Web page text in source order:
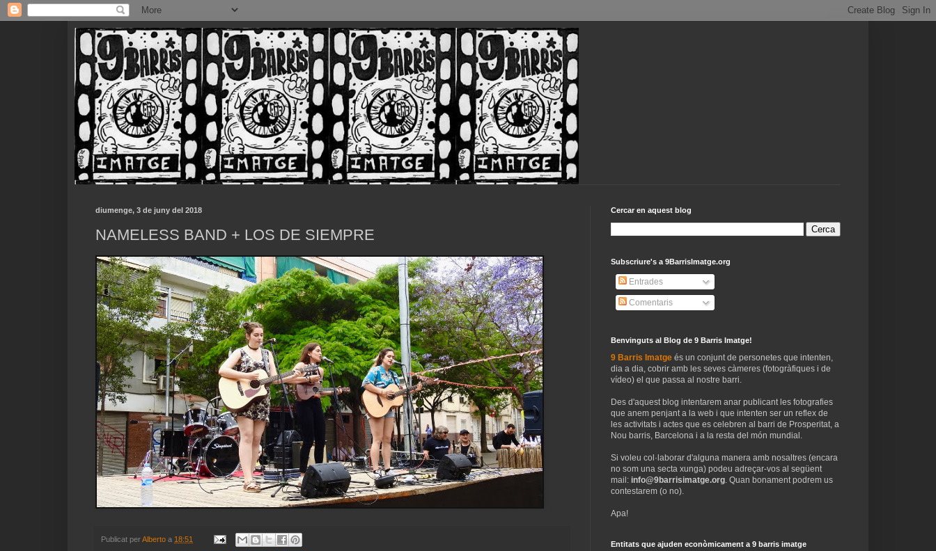
diumenge, 3 de juny del 2018
NAMELESS BAND + LOS DE SIEMPRE
Publicat perAlberto a 18:51
Cercar en aquest blog
Subscriure's a 9BarrisImatge.org
Entrades
Comentaris
Benvinguts al Blog de 9 Barris Imatge!
9 Barris Imatge és un conjunt de personetes que intenten,
dia a dia, cobrir amb les seves càmeres (fotogràfiques i de
vídeo) el que passa al nostre barri.
Des d'aquest blog intentarem anar publicant les fotografies
que anem penjant a la web i que intenten ser un reflex de
les activitats i actes que es celebren al barri de Prosperitat, a
Nou barris, Barcelona i a la resta del món mundial.
Si voleu col·laborar d'alguna manera amb nosaltres (encara
no som una secta xunga) podeu adreçar-vos al següent
mail: info@9barrisimatge.org. Quan bonament podrem us
contestarem (o no).
Apa!
Entitats que ajuden econòmicament a 9 barris imatge